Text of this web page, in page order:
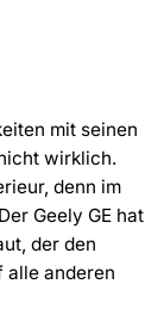
mit seinen
wirklich.
denn im
Geely GE hat
der den
alle anderen